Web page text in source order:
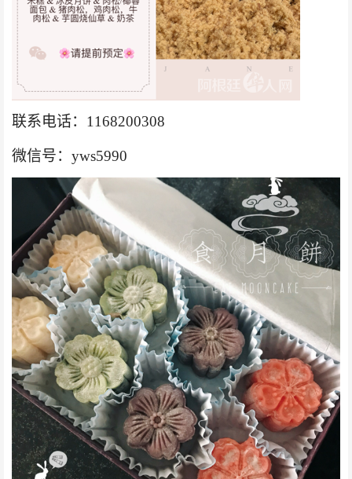
联系电话： 1168200308
微信号： yws5990